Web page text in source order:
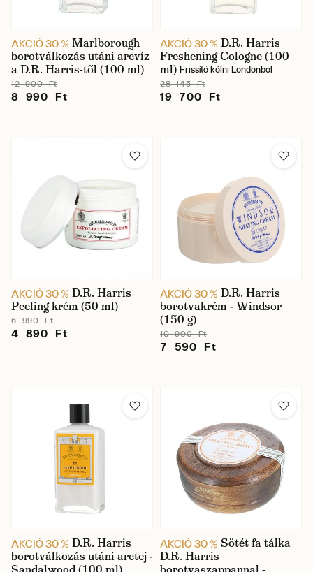
AKCIÓ 30 % Marlborough
borotválkozás utáni arcvíz
a D.R. Harris-től (100 ml)
12 900 Ft
8 990 Ft
AKCIÓ 30 % D.R. Harris
Freshening Cologne (100
ml) Frissítő kölni Londonból
28 145 Ft
19 700 Ft
AKCIÓ 30 % D.R. Harris
Peeling krém (50 ml)
6 990 Ft
4 890 Ft
AKCIÓ 30 % D.R. Harris
borotvakrém - Windsor
(150 g)
10 900 Ft
7 590 Ft
AKCIÓ 30 % D.R. Harris
borotválkozás utáni arctej -
AKCIÓ 30 % Sötét fa tálka
D.R. Harris